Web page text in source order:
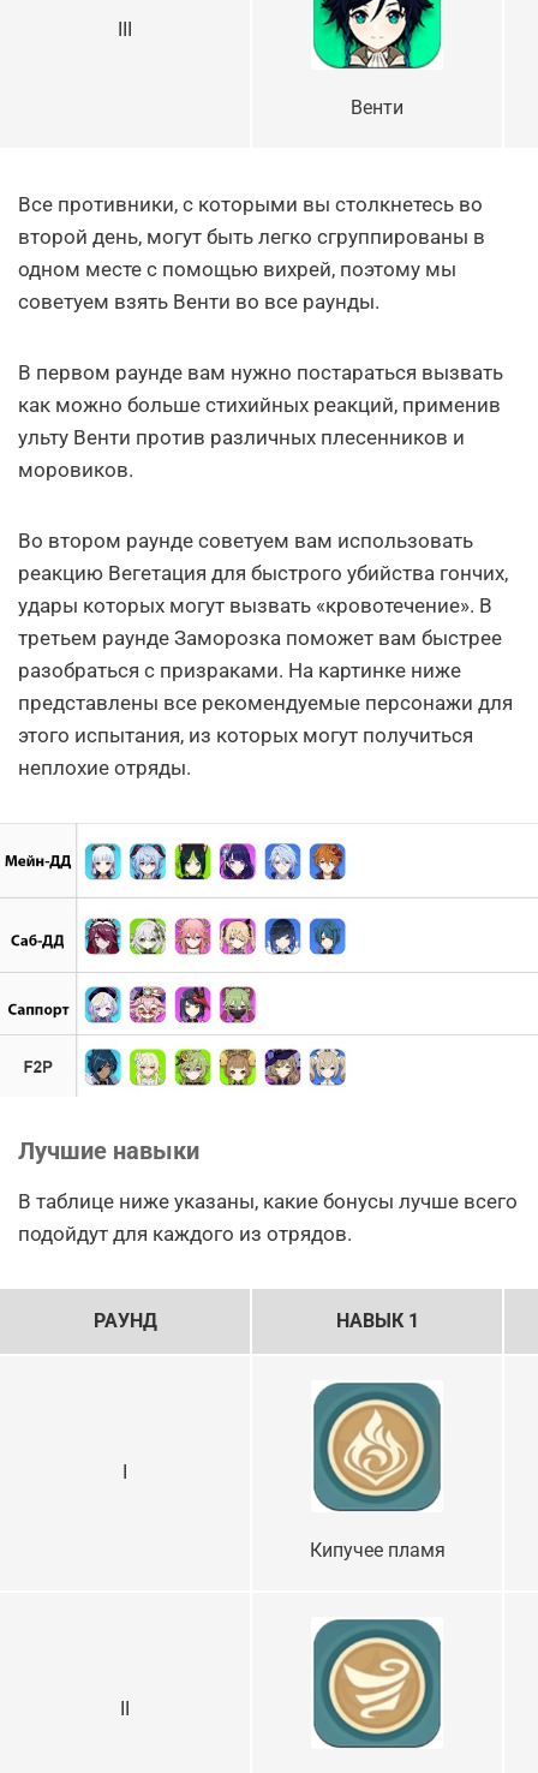
III
Венти
Все противники, с которыми вы столкнетесь во
второй день, могут быть легко сгруппированы в
одном месте с помощью вихрей, поэтому мы
советуем взять Венти во все раунды.
В первом раунде вам нужно постараться вызвать
как можно больше стихийных реакций, применив
ульту Венти против различных плесенников и
моровиков.
Во втором раунде советуем вам использовать
реакцию Вегетация для быстрого убийства гончих,
удары которых могут вызвать «кровотечение». В
третьем раунде Заморозка поможет вам быстрее
разобраться с призраками. На картинке ниже
представлены все рекомендуемые персонажи для
этого испытания, из которых могут получиться
неплохие отряды.
Лучшие навыки
В таблице ниже указаны, какие бонусы лучше всего
подойдут для каждого из отрядов.
РАУНД НАВЫК 1
I
Кипучее пламя
II